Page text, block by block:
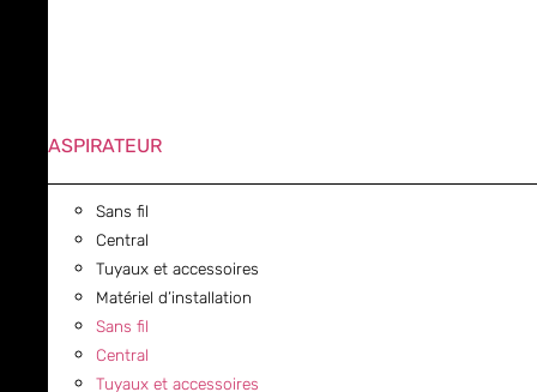
ASPIRATEUR
Sans fil
Central
Tuyaux et accessoires
Matériel d’installation
Sans fil
Central
Tuyaux et accessoires